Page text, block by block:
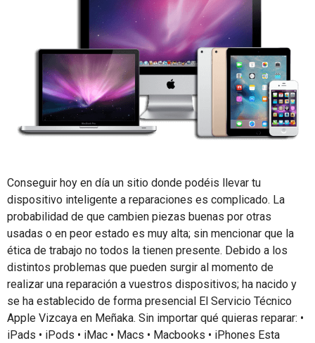
Conseguir hoy en día un sitio donde podéis llevar tu
dispositivo inteligente a reparaciones es complicado. La
probabilidad de que cambien piezas buenas por otras
usadas o en peor estado es muy alta; sin mencionar que la
ética de trabajo no todos la tienen presente. Debido a los
distintos problemas que pueden surgir al momento de
realizar una reparación a vuestros dispositivos; ha nacido y
se ha establecido de forma presencial El Servicio Técnico
Apple Vizcaya en Meñaka. Sin importar qué quieras reparar: •
iPads • iPods • iMac • Macs • Macbooks • iPhones Esta